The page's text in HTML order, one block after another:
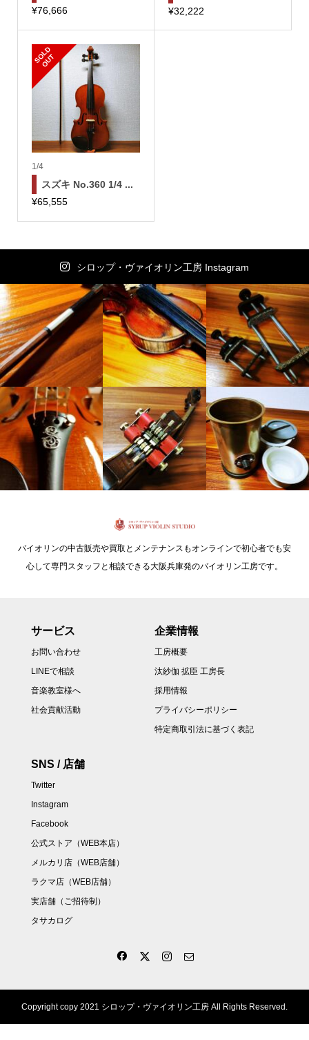
¥76,666
¥32,222
S
O
L
D
O
U
T
1/4
スズキ No.360 1/4 ...
¥65,555
シロップ・ヴァイオリン工房 Instagram
バイオリンの中古販売や買取とメンテナンスもオンラインで初心者でも安
心して専門スタッフと相談できる大阪兵庫発のバイオリン工房です。
サービス
お問い合わせ
LINEで相談
音楽教室様へ
社会貢献活動
企業情報
工房概要
汰紗伽 拡臣 工房長
採用情報
プライバシーポリシー
特定商取引法に基づく表記
SNS / 店舗
Twitter
Instagram
Facebook
公式ストア（WEB本店）
メルカリ店（WEB店舗）
ラクマ店（WEB店舗）
実店舗（ご招待制）
タサカログ
Copyright copy 2021 シロップ・ヴァイオリン工房 All Rights Reserved.